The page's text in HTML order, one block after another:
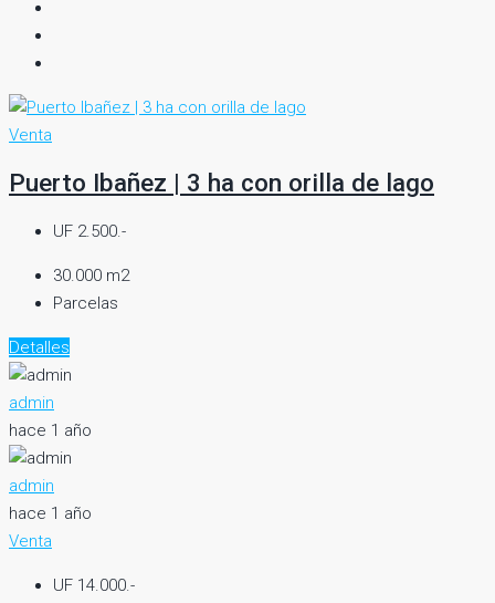
Venta
Puerto Ibañez | 3 ha con orilla de lago
UF 2.500.-
30.000 m2
Parcelas
Detalles
admin
hace 1 año
admin
hace 1 año
Venta
UF 14.000.-